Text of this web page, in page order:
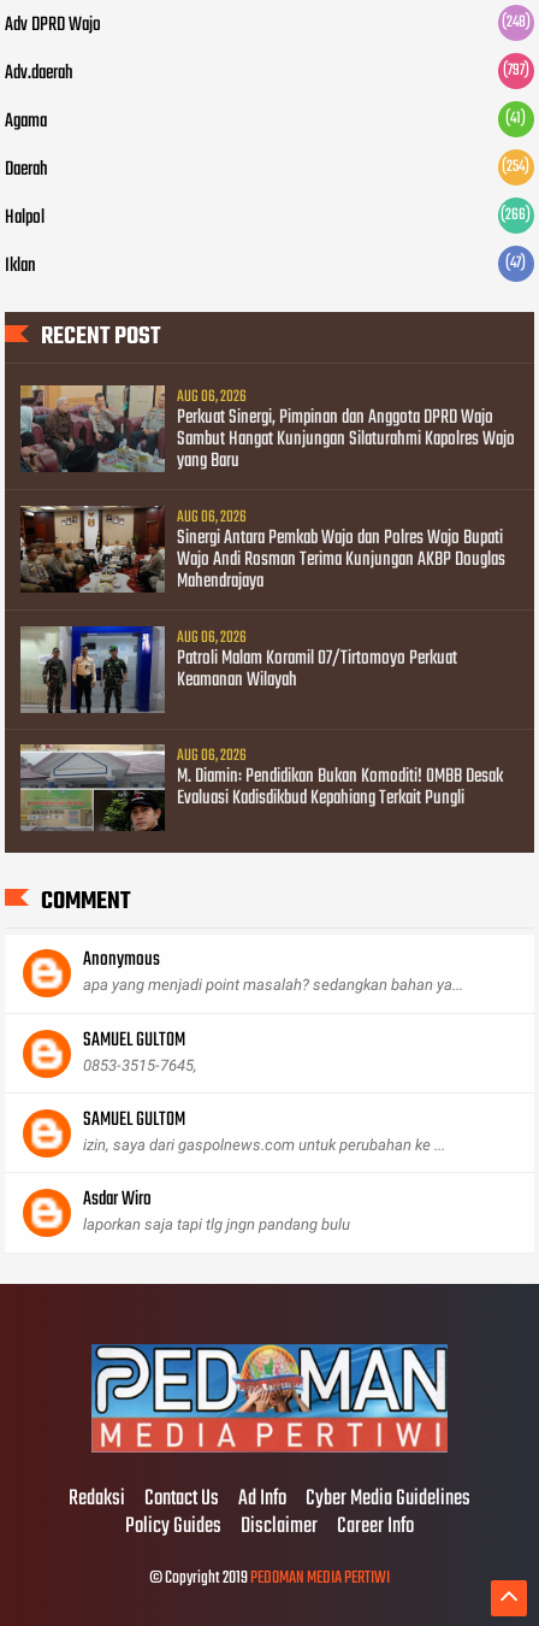
Adv DPRD Wajo (248)
Adv.daerah (797)
Agama (41)
Daerah (254)
Halpol (266)
Iklan (47)
RECENT POST
AUG 06, 2026
Perkuat Sinergi, Pimpinan dan Anggota DPRD Wajo
Sambut Hangat Kunjungan Silaturahmi Kapolres Wajo
yang Baru
AUG 06, 2026
Sinergi Antara Pemkab Wajo dan Polres Wajo Bupati
Wajo Andi Rosman Terima Kunjungan AKBP Douglas
Mahendrajaya
AUG 06, 2026
Patroli Malam Koramil 07/Tirtomoyo Perkuat
Keamanan Wilayah
AUG 06, 2026
M. Diamin: Pendidikan Bukan Komoditi! OMBB Desak
Evaluasi Kadisdikbud Kepahiang Terkait Pungli
COMMENT
Anonymous
apa yang menjadi point masalah? sedangkan bahan ya...
SAMUEL GULTOM
0853-3515-7645,
SAMUEL GULTOM
izin, saya dari gaspolnews.com untuk perubahan ke ...
Asdar Wiro
laporkan saja tapi tlg jngn pandang bulu
Redaksi Contact Us Ad Info Cyber Media Guidelines
Policy Guides Disclaimer Career Info
© Copyright 2019PEDOMAN MEDIA PERTIWI